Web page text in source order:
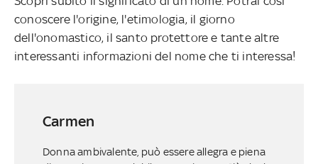
conoscere l'origine, l'etimologia, il giorno
dell'onomastico, il santo protettore e tante altre
interessanti informazioni del nome che ti interessa!
Carmen
Donna ambivalente, può essere allegra e piena